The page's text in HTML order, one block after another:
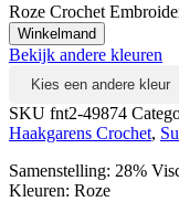
Roze Crochet
Winkelmand
Bekijk andere kleuren
Kies een andere kleur
SKU fnt2-49874
Haakgarens Crochet,
Samenstelling: 28%
Kleuren: Roze